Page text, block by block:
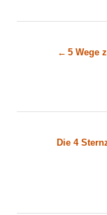
5 Wege
Die 4